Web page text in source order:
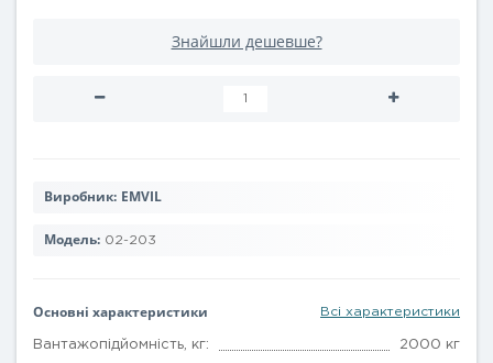
Знайшли дешевше?
Виробник: EMVIL
Модель: 02-203
Основні характеристики Всі характеристики
Вантажопідйомність, кг: 2000 кг